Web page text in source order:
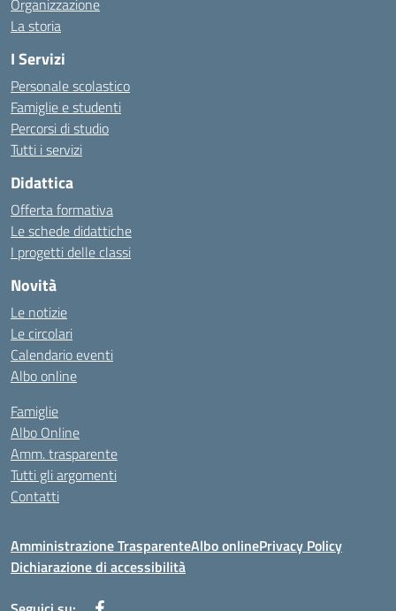
Organizzazione
La storia
I Servizi
Personale scolastico
Famiglie e studenti
Percorsi di studio
Tutti i servizi
Didattica
Offerta formativa
Le schede didattiche
I progetti delle classi
Novità
Le notizie
Le circolari
Calendario eventi
Albo online
Famiglie
Albo Online
Amm. trasparente
Tutti gli argomenti
Contatti
Amministrazione TrasparenteAlbo onlinePrivacy Policy
Dichiarazione di accessibilità